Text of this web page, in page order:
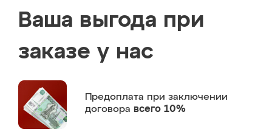
Ваша выгода при
заказе у нас
Предоплата при заключении
договора всего 10%